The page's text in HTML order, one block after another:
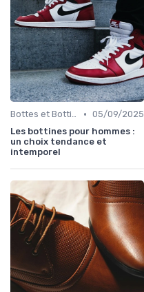
Bottes et Bottines • 05/09/2025
Les bottines pour hommes :
un choix tendance et
intemporel